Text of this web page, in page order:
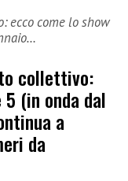
ecco come lo show
collettivo:
5 (in onda dal
a
da